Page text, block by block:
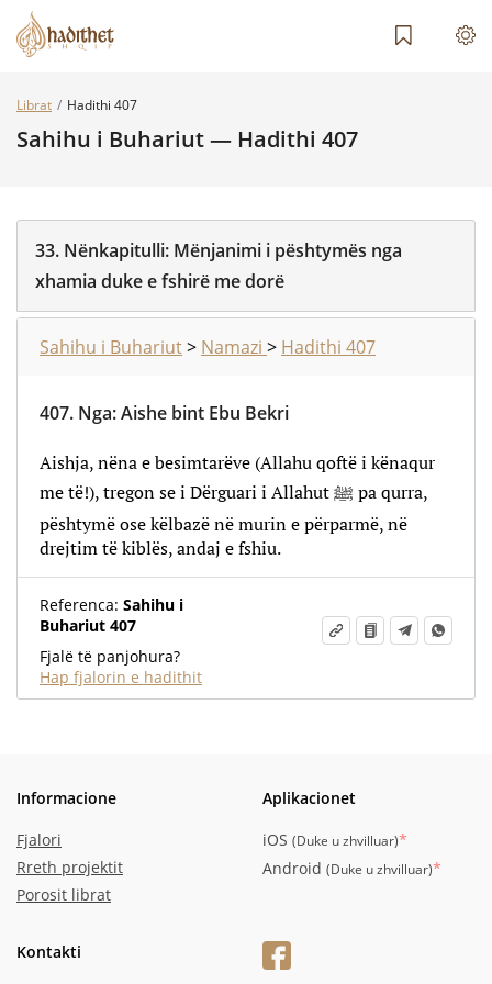
Librat Hadithi 407
Sahihu i Buhariut — Hadithi 407
33. Nënkapitulli: Mënjanimi i pështymës nga
xhamia duke e fshirë me dorë
Sahihu i Buhariut> Namazi > Hadithi 407
407. Nga:Aishe bint Ebu Bekri
Aishja, nëna e besimtarëve (Allahu qoftë i kënaqur
me të!), tregon se i Dërguari i Allahut ﷺ pa qurra,
pështymë ose këlbazë në murin e përparmë, në
drejtim të kiblës, andaj e fshiu.
Referenca: Sahihu i
Buhariut 407
Fjalë të panjohura?
Hap fjalorin e hadithit
Informacione
Fjalori
Rreth projektit
Porosit librat
Aplikacionet
iOS (Duke u zhvilluar)*
Android (Duke u zhvilluar)*
Kontakti